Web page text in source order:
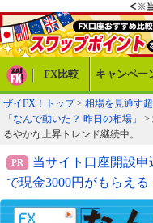
FX比較 キャンペー
ザイFX！トップ> 相場を見通す
「なんで動いた？ 昨日の相場」
>
るやかな上昇トレンド継続中。
当サイト口座開設
で現金3000円がもらえる